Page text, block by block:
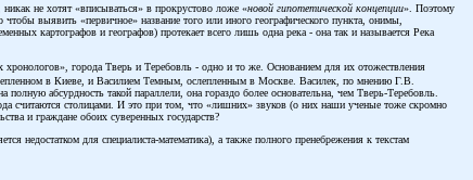
не хотят «вписываться» в прокрустово ложе «новой гипотетической концепции». Поэтому
выявить «первичное» название того или иного географического пункта, онимы,
картографов и географов) протекает всего лишь одна река - она так и называется Река
города Тверь и Теребовль - одно и то же. Основанием для их отожествления
в Киеве, и Василием Темным, ослепленным в Москве. Василек, по мнению Г.В.
абсурдность такой параллели, она гораздо более основательна, чем Тверь-Теребовль.
считаются столицами. И это при том, что «лишних» звуков (о них наши ученые тоже скромно
и граждане обоих суверенных государств?
недостатком для специалиста-математика), а также полного пренебрежения к текстам